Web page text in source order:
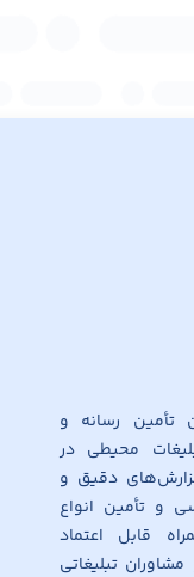
تأمین رسانه و
محیطی در
دقیق و
و تأمین انواع
قابل اعتماد
تبلیغاتی